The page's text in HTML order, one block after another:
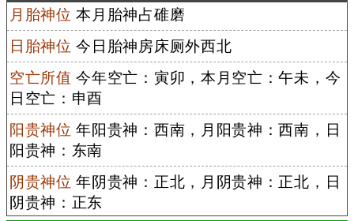
月胎神位 本月胎神占碓磨
日胎神位 今日胎神房床厕外西北
空亡所值 今年空亡：寅卯，本月空亡：午未，今
日空亡：申酉
阳贵神位 年阳贵神：西南，月阳贵神：西南，日
阳贵神：东南
阴贵神位 年阴贵神：正北，月阴贵神：正北，日
阴贵神：正东